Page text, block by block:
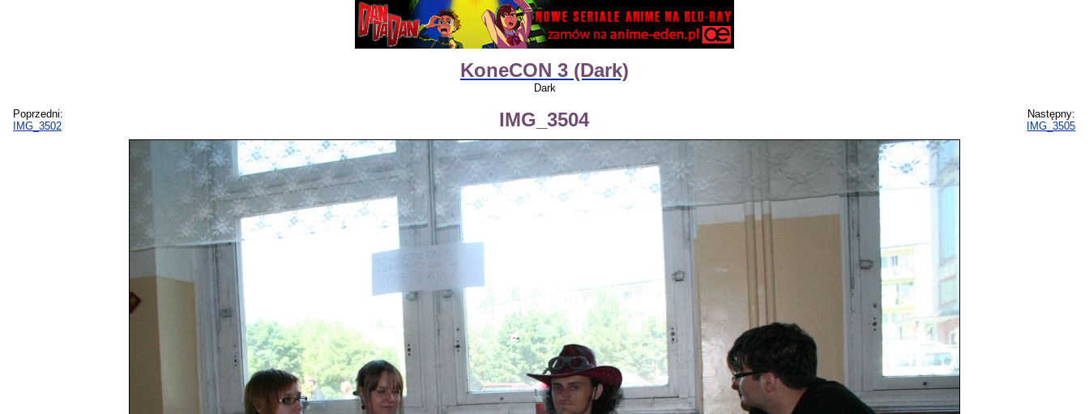
KoneCON 3 (Dark)
Dark
Poprzedni:
IMG_3502
IMG_3504
Następny:
IMG_3505